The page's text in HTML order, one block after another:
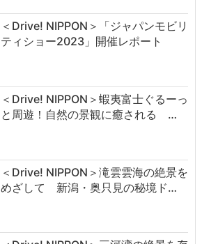
＜Drive! NIPPON＞「ジャパンモビリ
ティショー2023」開催レポート
＜Drive! NIPPON＞蝦夷富士ぐるーっ
と周遊！自然の景観に癒される …
＜Drive! NIPPON＞滝雲雲海の絶景を
めざして 新潟・奥只見の秘境ド…